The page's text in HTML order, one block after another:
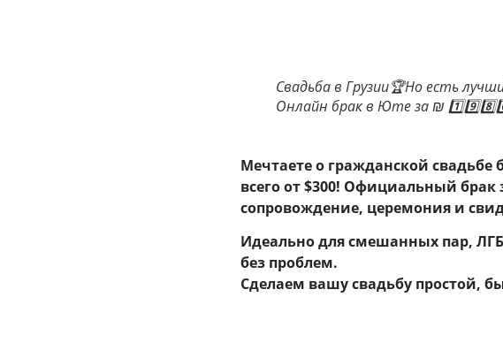
Свадьба в Грузии🏆Но есть
Онлайн брак в Юте за ₪
Мечтаете о гражданской
всего от $300! Официальный брак
сопровождение, церемония и
Идеально для смешанных пар,
без проблем.
Сделаем вашу свадьбу простой,